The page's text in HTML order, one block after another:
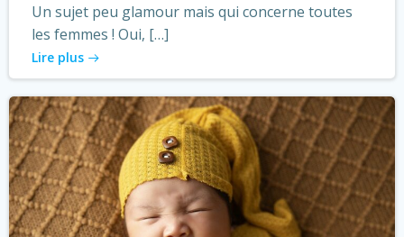
Un sujet peu glamour mais qui concerne toutes
les femmes ! Oui, […]
Lire plus